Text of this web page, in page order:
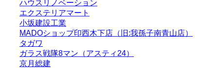
ハウスリノベーション
エクステリアマート
小坂建設工業
MADOショップ印西木下店（旧:我孫子南青山店）
タガワ
ガラス戦隊8マン（アスティ24）
京月総建